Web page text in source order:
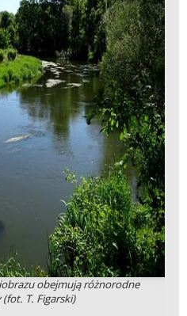
obejmują różnorodne
T. Figarski)